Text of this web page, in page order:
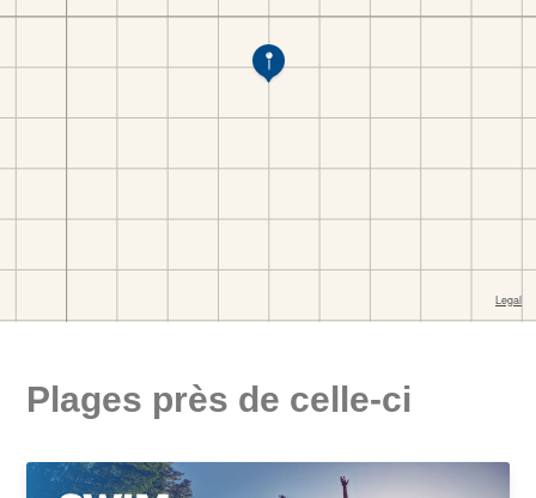
Plages près de celle-ci